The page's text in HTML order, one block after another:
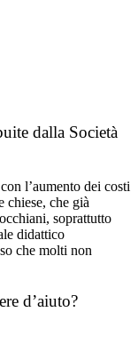
l’aumento dei costi
chiese, che già
soprattutto
didattico
che molti non
d’aiuto?